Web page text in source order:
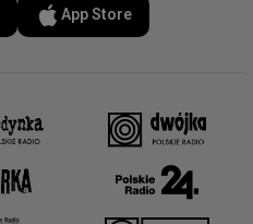
App Store